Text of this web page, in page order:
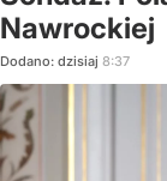
Nawrockiej
Dodano: dzisiaj 8:37